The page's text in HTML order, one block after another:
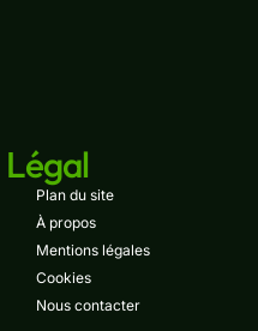
Légal
Plan du site
À propos
Mentions légales
Cookies
Nous contacter